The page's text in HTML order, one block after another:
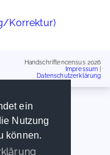
ein
Nutzung
können.
Korrektur)
Handschriftencensus 2026
Impressum
Datenschutzerklärung